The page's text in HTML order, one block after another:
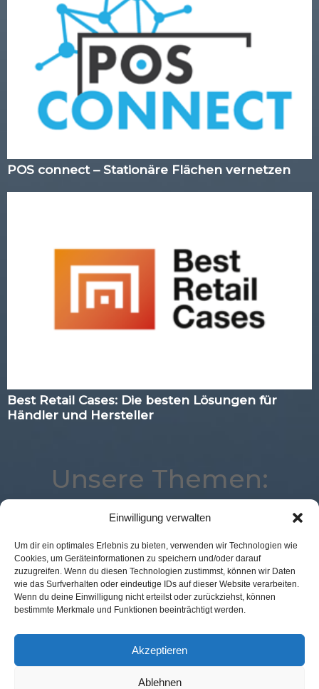
Einwilligung verwalten
Um dir ein optimales Erlebnis zu bieten, verwenden wir Technologien wie
Cookies, um Geräteinformationen zu speichern und/oder darauf
zuzugreifen. Wenn du diesen Technologien zustimmst, können wir Daten
wie das Surfverhalten oder eindeutige IDs auf dieser Website verarbeiten.
Wenn du deine Einwilligung nicht erteilst oder zurückziehst, können
bestimmte Merkmale und Funktionen beeinträchtigt werden.
Akzeptieren
Ablehnen
POS connect – Stationäre Flächen vernetzen
Best Retail Cases: Die besten Lösungen für
Händler und Hersteller
Unsere Themen:
Logistik Digital Expertenwissen
Payment
Marketing
Best Retail Cases Mobile
Advertising
Kassenlose Läden
Voice
Analytics
Künstliche Intelligenz
Augmented Reality
Loyalty